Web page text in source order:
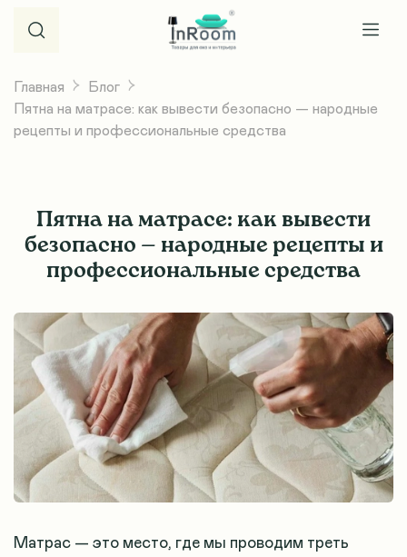
Главная
Блог
Пятна на матрасе: как вывести безопасно — народные
рецепты и профессиональные средства
Пятна на матрасе: как вывести
безопасно — народные рецепты и
профессиональные средства
Матрас — это место, где мы проводим треть